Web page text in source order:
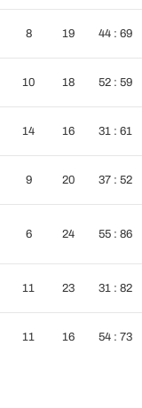
8 19 44 : 69
10 18 52 : 59
14 16 31 : 61
9 20 37 : 52
6 24 55 : 86
11 23 31 : 82
11 16 54 : 73